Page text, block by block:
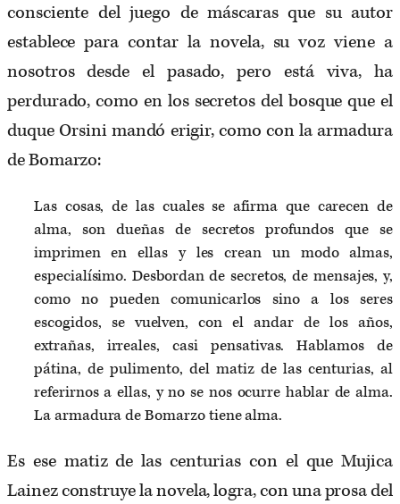
consciente del juego de máscaras que su autor
establece para contar la novela, su voz viene a
nosotros desde el pasado, pero está viva, ha
perdurado, como en los secretos del bosque que el
duque Orsini mandó erigir, como con la armadura
de Bomarzo:
Las cosas, de las cuales se afirma que carecen de
alma, son dueñas de secretos profundos que se
imprimen en ellas y les crean un modo almas,
especialísimo. Desbordan de secretos, de mensajes, y,
como no pueden comunicarlos sino a los seres
escogidos, se vuelven, con el andar de los años,
extrañas, irreales, casi pensativas. Hablamos de
pátina, de pulimento, del matiz de las centurias, al
referirnos a ellas, y no se nos ocurre hablar de alma.
La armadura de Bomarzo tiene alma.
Es ese matiz de las centurias con el que Mujica
Lainez construye la novela, logra, con una prosa del